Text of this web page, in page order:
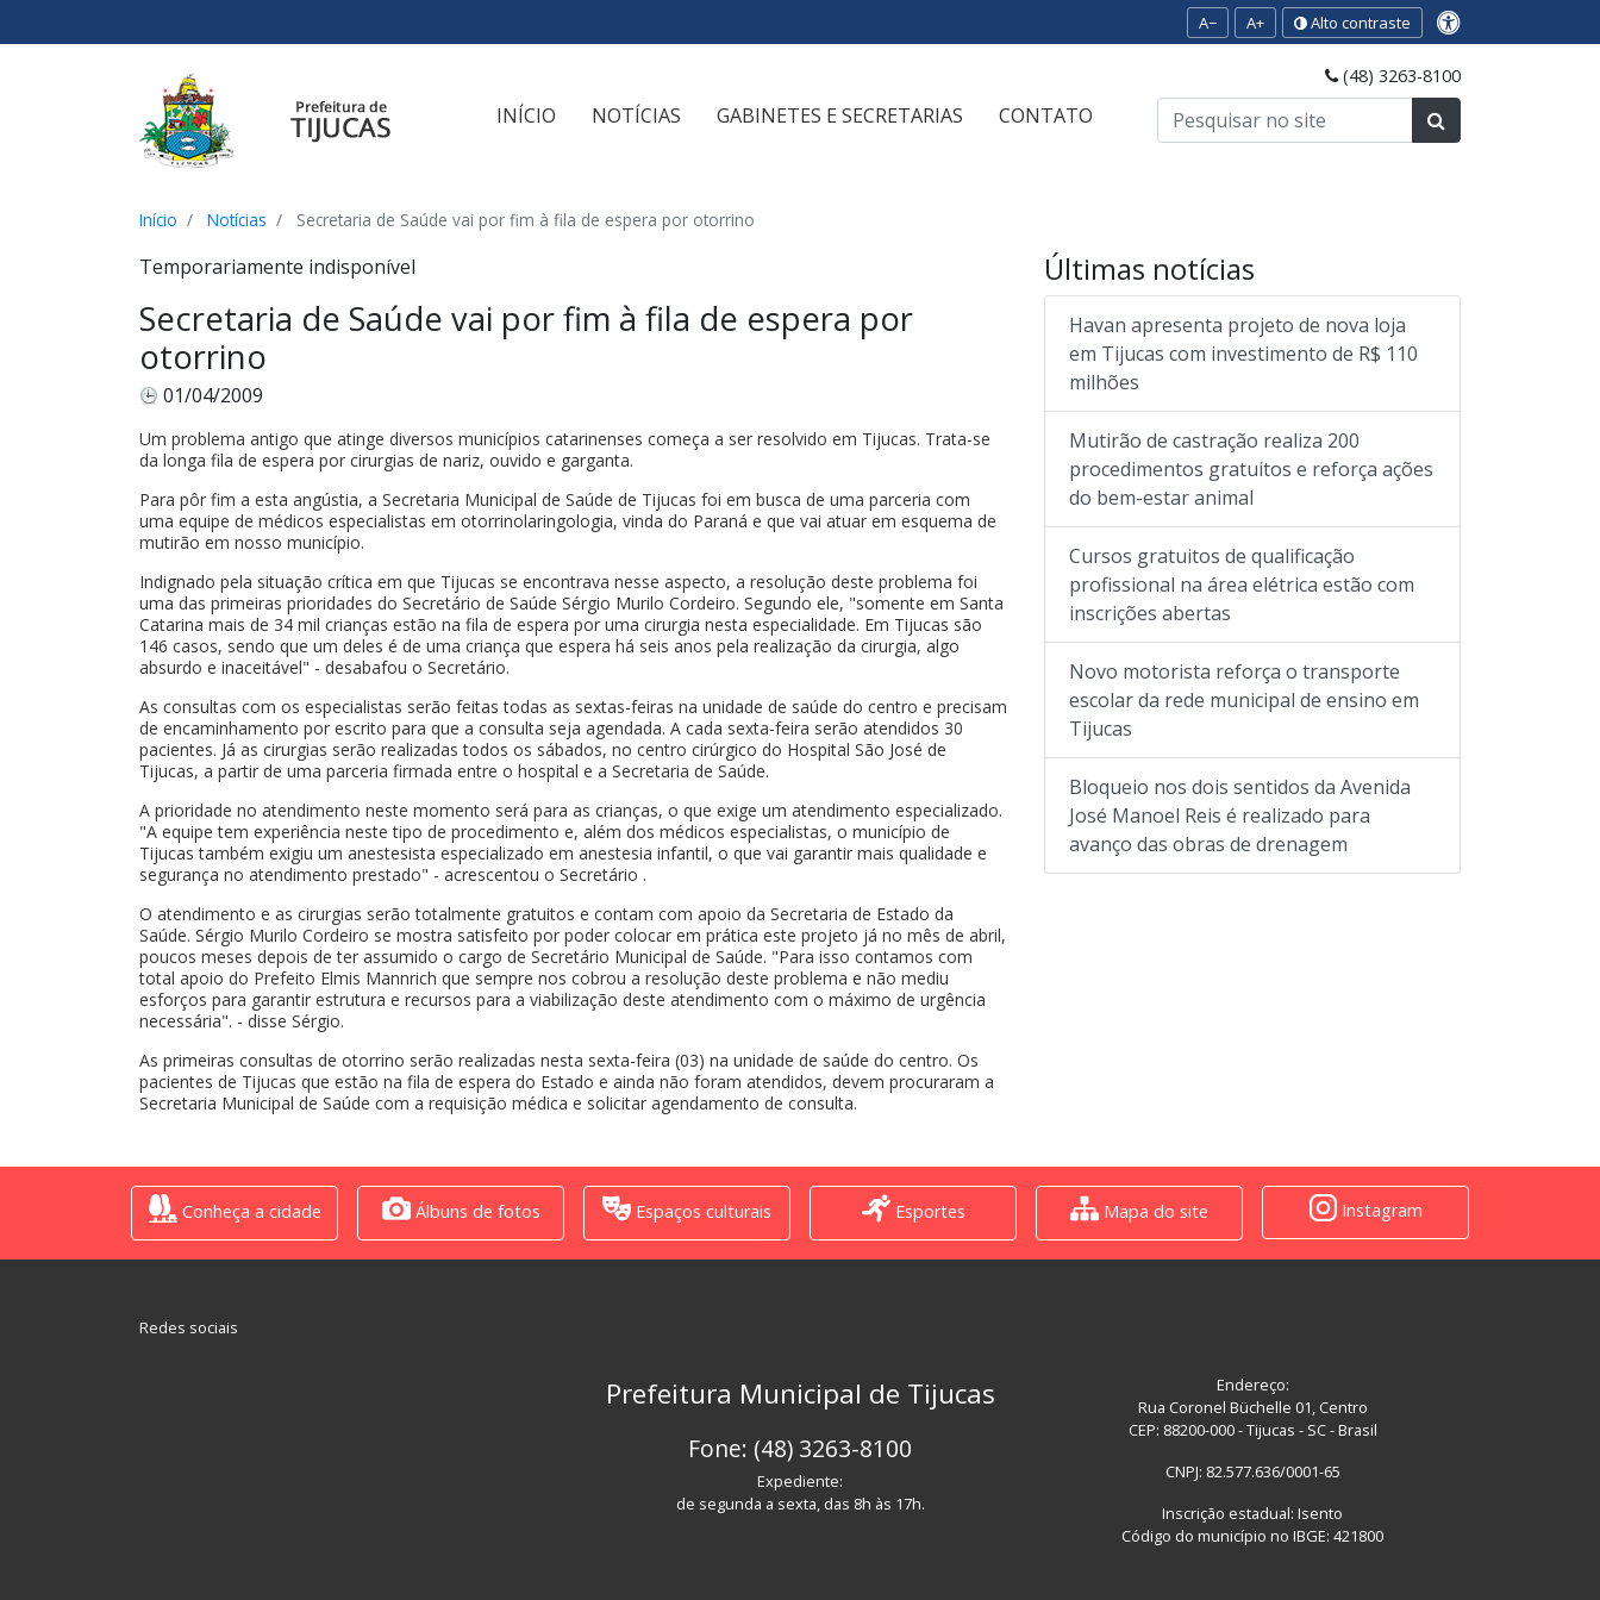
A− A+ Alto contraste
INÍCIO NOTÍCIAS GABINETES E SECRETARIAS CONTATO
(48) 3263-8100
Início Notícias Secretaria de Saúde vai por fim à fila de espera por otorrino
Temporariamente indisponível
Secretaria de Saúde vai por fim à fila de espera por
otorrino
01/04/2009
Um problema antigo que atinge diversos municípios catarinenses começa a ser resolvido em Tijucas. Trata-se
da longa fila de espera por cirurgias de nariz, ouvido e garganta.
Para pôr fim a esta angústia, a Secretaria Municipal de Saúde de Tijucas foi em busca de uma parceria com
uma equipe de médicos especialistas em otorrinolaringologia, vinda do Paraná e que vai atuar em esquema de
mutirão em nosso município.
Indignado pela situação crítica em que Tijucas se encontrava nesse aspecto, a resolução deste problema foi
uma das primeiras prioridades do Secretário de Saúde Sérgio Murilo Cordeiro. Segundo ele, "somente em Santa
Catarina mais de 34 mil crianças estão na fila de espera por uma cirurgia nesta especialidade. Em Tijucas são
146 casos, sendo que um deles é de uma criança que espera há seis anos pela realização da cirurgia, algo
absurdo e inaceitável" - desabafou o Secretário.
As consultas com os especialistas serão feitas todas as sextas-feiras na unidade de saúde do centro e precisam
de encaminhamento por escrito para que a consulta seja agendada. A cada sexta-feira serão atendidos 30
pacientes. Já as cirurgias serão realizadas todos os sábados, no centro cirúrgico do Hospital São José de
Tijucas, a partir de uma parceria firmada entre o hospital e a Secretaria de Saúde.
A prioridade no atendimento neste momento será para as crianças, o que exige um atendimento especializado.
"A equipe tem experiência neste tipo de procedimento e, além dos médicos especialistas, o município de
Tijucas também exigiu um anestesista especializado em anestesia infantil, o que vai garantir mais qualidade e
segurança no atendimento prestado" - acrescentou o Secretário .
O atendimento e as cirurgias serão totalmente gratuitos e contam com apoio da Secretaria de Estado da
Saúde. Sérgio Murilo Cordeiro se mostra satisfeito por poder colocar em prática este projeto já no mês de abril,
poucos meses depois de ter assumido o cargo de Secretário Municipal de Saúde. "Para isso contamos com
total apoio do Prefeito Elmis Mannrich que sempre nos cobrou a resolução deste problema e não mediu
esforços para garantir estrutura e recursos para a viabilização deste atendimento com o máximo de urgência
necessária". - disse Sérgio.
As primeiras consultas de otorrino serão realizadas nesta sexta-feira (03) na unidade de saúde do centro. Os
pacientes de Tijucas que estão na fila de espera do Estado e ainda não foram atendidos, devem procuraram a
Secretaria Municipal de Saúde com a requisição médica e solicitar agendamento de consulta.
Últimas notícias
Havan apresenta projeto de nova loja
em Tijucas com investimento de R$ 110
milhões
Mutirão de castração realiza 200
procedimentos gratuitos e reforça ações
do bem-estar animal
Cursos gratuitos de qualificação
profissional na área elétrica estão com
inscrições abertas
Novo motorista reforça o transporte
escolar da rede municipal de ensino em
Tijucas
Bloqueio nos dois sentidos da Avenida
José Manoel Reis é realizado para
avanço das obras de drenagem
Conheça a cidade Álbuns de fotos Espaços culturais Esportes Mapa do site Instagram
Redes sociais
Prefeitura Municipal de Tijucas
Fone: (48) 3263-8100
Expediente:
de segunda a sexta, das 8h às 17h.
Endereço:
Rua Coronel Büchelle 01, Centro
CEP: 88200-000 - Tijucas - SC - Brasil
CNPJ: 82.577.636/0001-65
Inscrição estadual: Isento
Código do município no IBGE: 421800